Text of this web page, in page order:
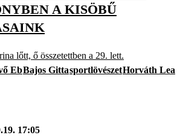
A KISÖBŰ
lőtt, ő összetettben a 29. lett.
EbBajos GittasportlövészetHorváth Lea
17:05